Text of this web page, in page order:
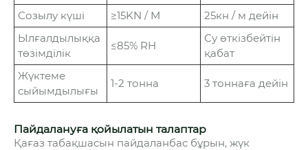
Созылу күші
≥15KN / M
25кн / м дейін
Ылғалдылыққа
төзімділік
≤85% RH
Су өткізбейтін
қабат
Жүктеме
сыйымдылығы
1-2 тонна 3 тоннаға дейін
Пайдалануға қойылатын талаптар
Қағаз табақшасын пайдаланбас бұрын, жүк